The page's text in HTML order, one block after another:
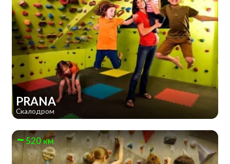
PRANA
Скалодром
520 км